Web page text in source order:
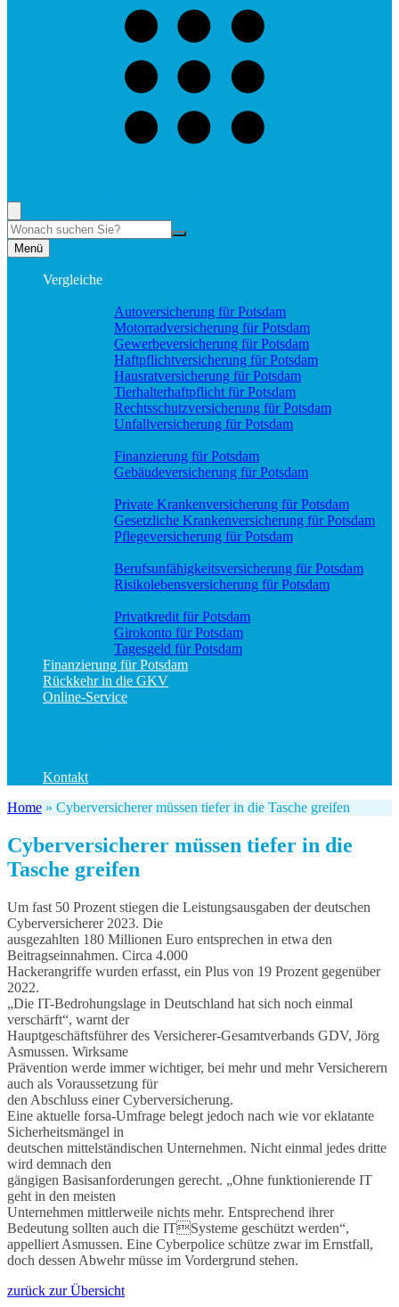
Suche
Menü
Vergleiche
Autoversicherung für Potsdam
Motorradversicherung für Potsdam
Gewerbeversicherung für Potsdam
Haftpflichtversicherung für Potsdam
Hausratversicherung für Potsdam
Tierhalterhaftpflicht für Potsdam
Rechtsschutzversicherung für Potsdam
Unfallversicherung für Potsdam
Finanzierung für Potsdam
Gebäudeversicherung für Potsdam
Private Krankenversicherung für Potsdam
Gesetzliche Krankenversicherung für Potsdam
Pflegeversicherung für Potsdam
Berufs­unfähigkeitsversicherung für Potsdam
Risikolebensversicherung für Potsdam
Privatkredit für Potsdam
Girokonto für Potsdam
Tagesgeld für Potsdam
Finanzierung für Potsdam
Rückkehr in die GKV
Online-Service
Kontakt
Home » Cyberversicherer müssen tiefer in die Tasche greifen
Cyberversicherer müssen tiefer in die
Tasche greifen
Um fast 50 Prozent stiegen die Leistungsausgaben der deutschen
Cyberversicherer 2023. Die
ausgezahlten 180 Millionen Euro entsprechen in etwa den
Beitragseinnahmen. Circa 4.000
Hackerangriffe wurden erfasst, ein Plus von 19 Prozent gegenüber
2022.
„Die IT-Bedrohungslage in Deutschland hat sich noch einmal
verschärft“, warnt der
Hauptgeschäftsführer des Versicherer-Gesamtverbands GDV, Jörg
Asmussen. Wirksame
Prävention werde immer wichtiger, bei mehr und mehr Versicherern
auch als Voraussetzung für
den Abschluss einer Cyberversicherung.
Eine aktuelle forsa-Umfrage belegt jedoch nach wie vor eklatante
Sicherheitsmängel in
deutschen mittelständischen Unternehmen. Nicht einmal jedes dritte
wird demnach den
gängigen Basisanforderungen gerecht. „Ohne funktionierende IT
geht in den meisten
Unternehmen mittlerweile nichts mehr. Entsprechend ihrer
Bedeutung sollten auch die ITSysteme geschützt werden“,
appelliert Asmussen. Eine Cyberpolice schütze zwar im Ernstfall,
doch dessen Abwehr müsse im Vordergrund stehen.
zurück zur Übersicht